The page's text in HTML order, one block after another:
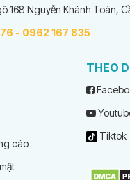
168 Nguyễn Khánh Toàn,
- 0962 167 835
cáo
THEO
Tiktok